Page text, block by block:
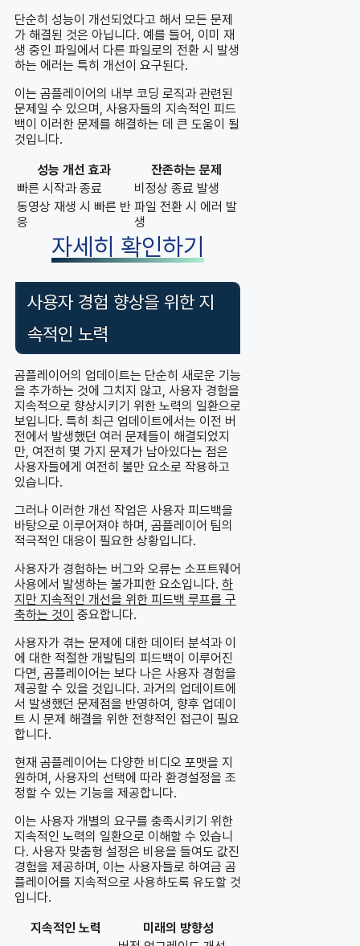
단순히 성능이 개선되었다고 해서 모든 문제
가 해결된 것은 아닙니다. 예를 들어, 이미 재
생 중인 파일에서 다른 파일로의 전환 시 발생
하는 에러는 특히 개선이 요구된다.
이는 곰플레이어의 내부 코딩 로직과 관련된
문제일 수 있으며, 사용자들의 지속적인 피드
백이 이러한 문제를 해결하는 데 큰 도움이 될
것입니다.
성능 개선 효과
잔존하는 문제
빠른 시작과 종료
비정상 종료 발생
동영상 재생 시 빠른 반
응
파일 전환 시 에러 발
생
자세히 확인하기
사용자 경험 향상을 위한 지
속적인 노력
곰플레이어의 업데이트는 단순히 새로운 기능
을 추가하는 것에 그치지 않고, 사용자 경험을
지속적으로 향상시키기 위한 노력의 일환으로
보입니다. 특히 최근 업데이트에서는 이전 버
전에서 발생했던 여러 문제들이 해결되었지
만, 여전히 몇 가지 문제가 남아있다는 점은
사용자들에게 여전히 불만 요소로 작용하고
있습니다.
그러나 이러한 개선 작업은 사용자 피드백을
바탕으로 이루어져야 하며, 곰플레이어 팀의
적극적인 대응이 필요한 상황입니다.
사용자가 경험하는 버그와 오류는 소프트웨어
사용에서 발생하는 불가피한 요소입니다. 하
지만 지속적인 개선을 위한 피드백 루프를 구
축하는 것이 중요합니다.
사용자가 겪는 문제에 대한 데이터 분석과 이
에 대한 적절한 개발팀의 피드백이 이루어진
다면, 곰플레이어는 보다 나은 사용자 경험을
제공할 수 있을 것입니다. 과거의 업데이트에
서 발생했던 문제점을 반영하여, 향후 업데이
트 시 문제 해결을 위한 전향적인 접근이 필요
합니다.
현재 곰플레이어는 다양한 비디오 포맷을 지
원하며, 사용자의 선택에 따라 환경설정을 조
정할 수 있는 기능을 제공합니다.
이는 사용자 개별의 요구를 충족시키기 위한
지속적인 노력의 일환으로 이해할 수 있습니
다. 사용자 맞춤형 설정은 비용을 들여도 값진
경험을 제공하며, 이는 사용자들로 하여금 곰
플레이어를 지속적으로 사용하도록 유도할 것
입니다.
지속적인 노력
미래의 방향성